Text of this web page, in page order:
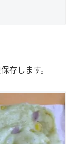
存します。